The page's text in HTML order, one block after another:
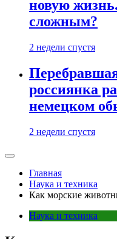
новую
сложным?
2 недели спустя
россиянка
немецком
2 недели спустя
Главная
Наука и техника
Как морские
Наука и техника